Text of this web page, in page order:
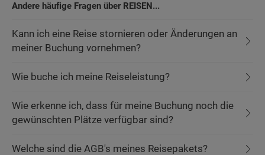
Andere häufige Fragen über REISEN...
Kann ich eine Reise stornieren oder Änderungen an
meiner Buchung vornehmen?
Wie buche ich meine Reiseleistung?
Wie erkenne ich, dass für meine Buchung noch die
gewünschten Plätze verfügbar sind?
Welche sind die AGB's meines Reisepakets?